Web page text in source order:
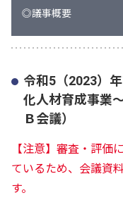
◎議事概要
令和5（2023）
化人材育成事業
Ｂ会議）
【注意】審査・評価
ているため、会議資
す。